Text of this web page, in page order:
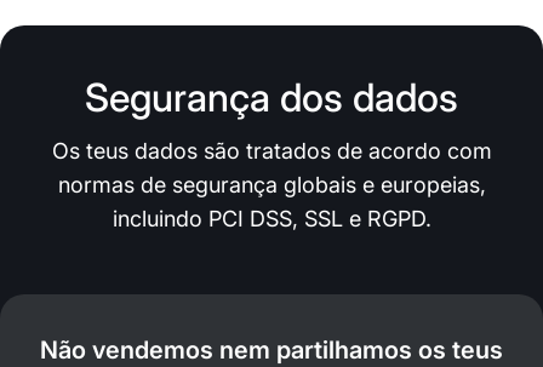
Segurança dos dados
Os teus dados são tratados de acordo com
normas de segurança globais e europeias,
incluindo PCI DSS, SSL e RGPD.
Não vendemos nem partilhamos os teus